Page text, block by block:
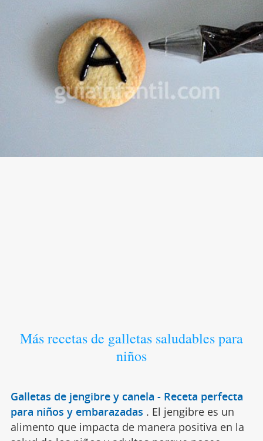
Más recetas de galletas saludables para
niños
Galletas de jengibre y canela - Receta perfecta
para niños y embarazadas . El jengibre es un
alimento que impacta de manera positiva en la